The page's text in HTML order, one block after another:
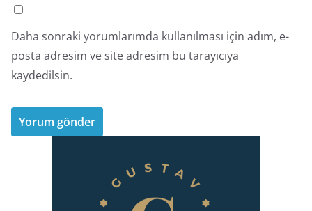
Daha sonraki yorumlarımda kullanılması için adım, e-
posta adresim ve site adresim bu tarayıcıya
kaydedilsin.